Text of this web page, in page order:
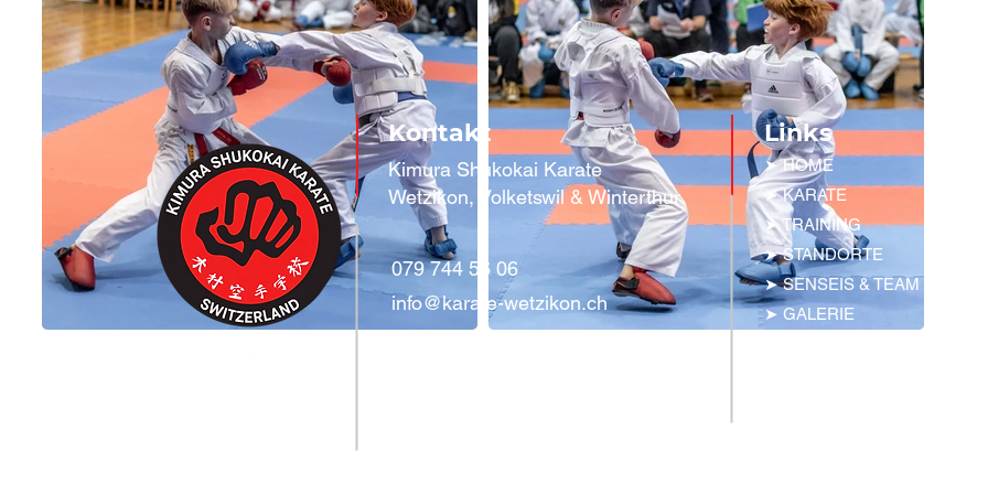
Kontakt
Kimura Shukokai Karate
Wetzikon, Volketswil & Winterthur
079 744 56 06
info@karate-wetzikon.ch
Links
➤ HOME
➤ KARATE
➤ TRAINING
➤ STANDORTE
➤ SENSEIS & TEAM
➤ GALERIE